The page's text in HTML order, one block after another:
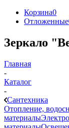
Корзина0
Отложенные
Зеркало
Главная
-
Каталог
-
Сантехника
Отопление,
материалы